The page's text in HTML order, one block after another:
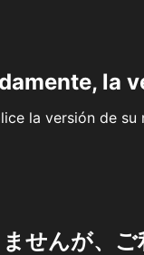
la
la versión de
せんが、